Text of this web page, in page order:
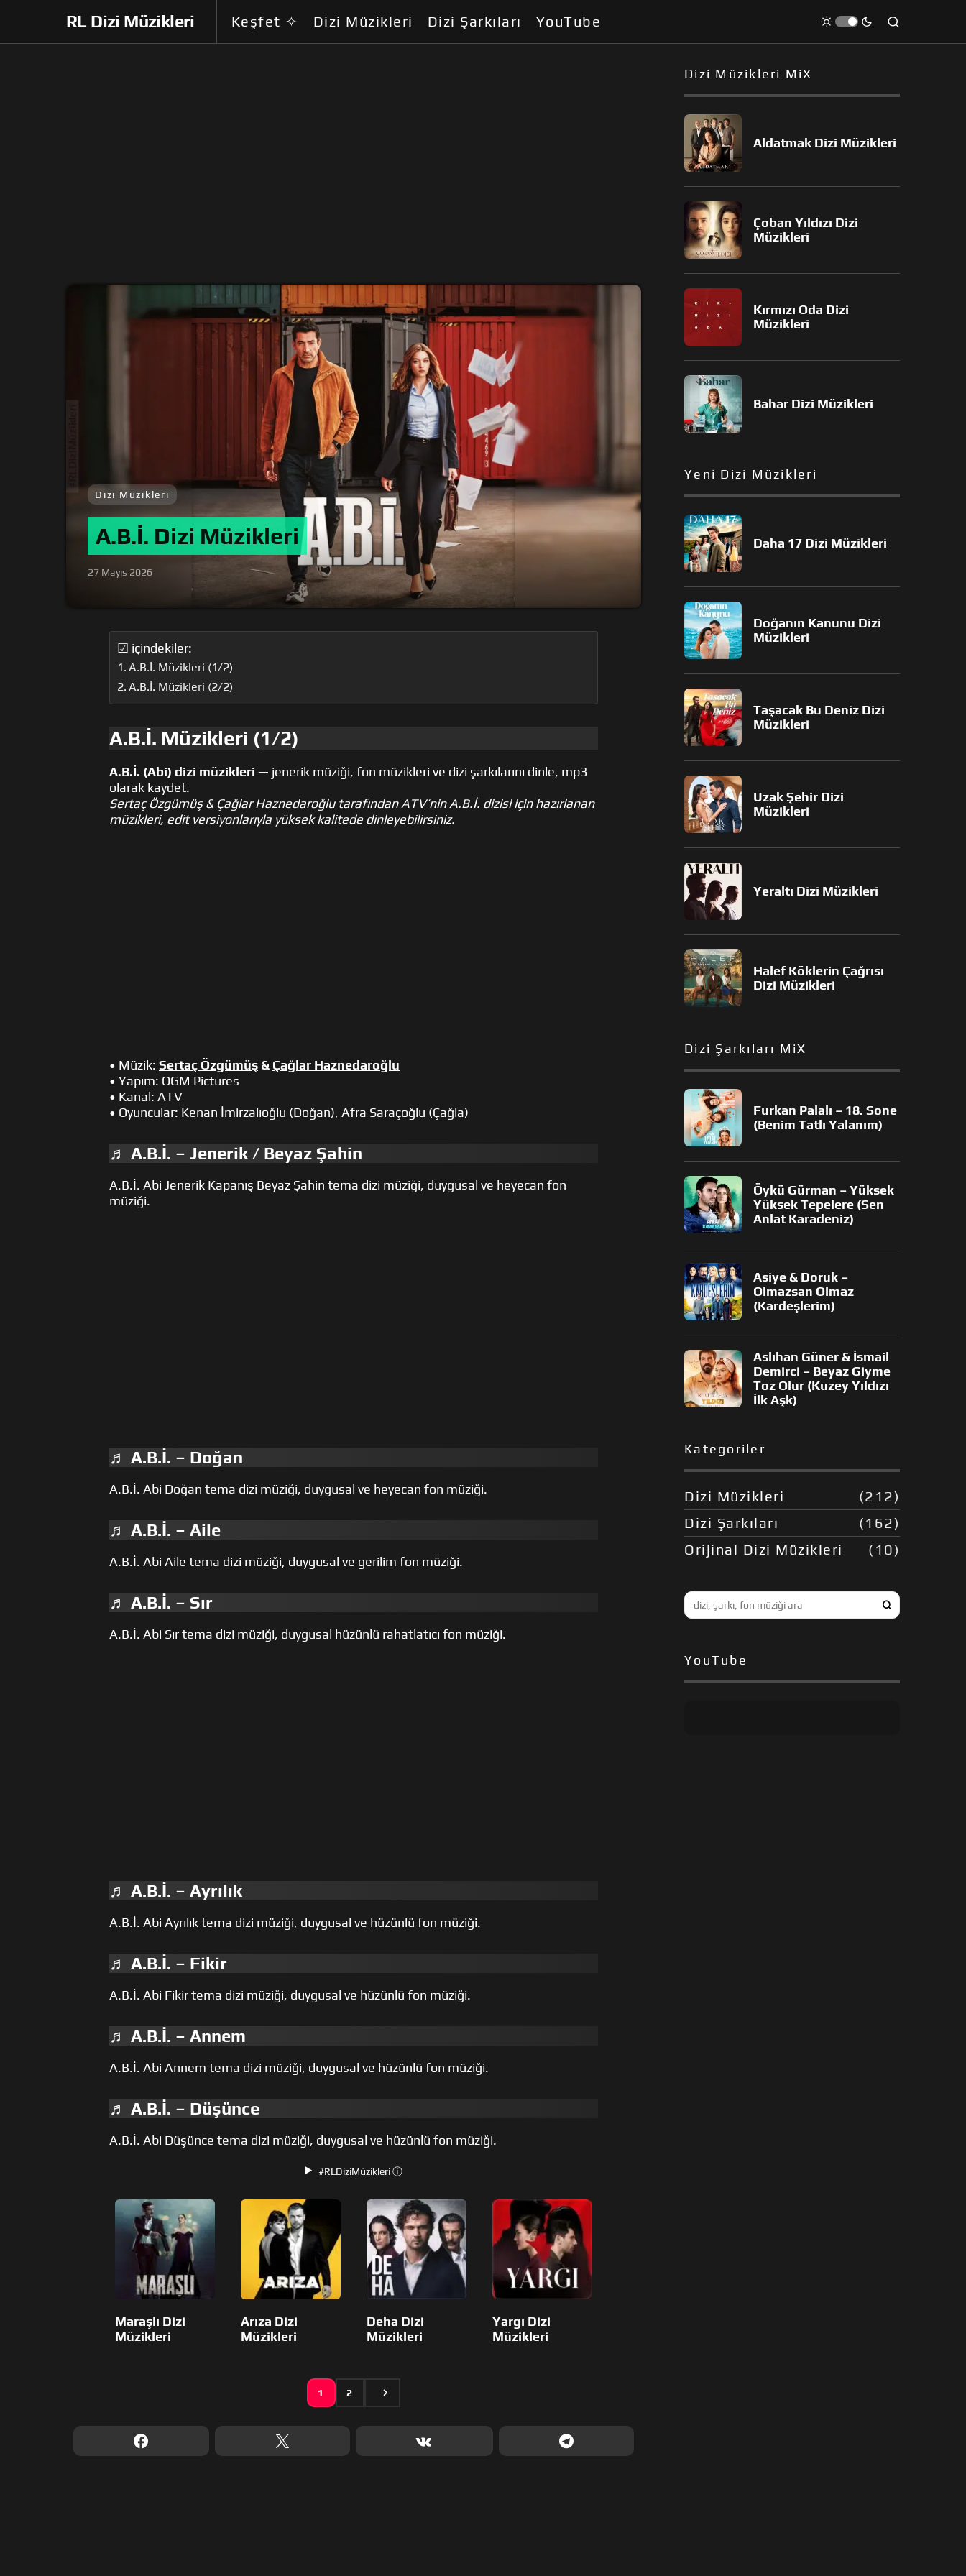
RL Dizi Müzikleri Keşfet ✧ Dizi Müzikleri Dizi Şarkıları YouTube
Dizi Müzikleri
A.B.İ. Dizi Müzikleri
27 Mayıs 2026
☑ içindekiler:
A.B.İ. Müzikleri (1/2)
A.B.İ. Müzikleri (2/2)
A.B.İ. Müzikleri (1/2)
A.B.İ. (Abi) dizi müzikleri — jenerik müziği, fon müzikleri ve dizi şarkılarını dinle, mp3
olarak kaydet.
Sertaç Özgümüş & Çağlar Haznedaroğlu tarafından ATV’nin A.B.İ. dizisi için hazırlanan
müzikleri, edit versiyonlarıyla yüksek kalitede dinleyebilirsiniz.
• Müzik: Sertaç Özgümüş & Çağlar Haznedaroğlu
• Yapım: OGM Pictures
• Kanal: ATV
• Oyuncular: Kenan İmirzalıoğlu (Doğan), Afra Saraçoğlu (Çağla)
♬ A.B.İ. – Jenerik / Beyaz Şahin
A.B.İ. Abi Jenerik Kapanış Beyaz Şahin tema dizi müziği, duygusal ve heyecan fon
müziği.
♬ A.B.İ. – Doğan
A.B.İ. Abi Doğan tema dizi müziği, duygusal ve heyecan fon müziği.
♬ A.B.İ. – Aile
A.B.İ. Abi Aile tema dizi müziği, duygusal ve gerilim fon müziği.
♬ A.B.İ. – Sır
A.B.İ. Abi Sır tema dizi müziği, duygusal hüzünlü rahatlatıcı fon müziği.
♬ A.B.İ. – Ayrılık
A.B.İ. Abi Ayrılık tema dizi müziği, duygusal ve hüzünlü fon müziği.
♬ A.B.İ. – Fikir
A.B.İ. Abi Fikir tema dizi müziği, duygusal ve hüzünlü fon müziği.
♬ A.B.İ. – Annem
A.B.İ. Abi Annem tema dizi müziği, duygusal ve hüzünlü fon müziği.
♬ A.B.İ. – Düşünce
A.B.İ. Abi Düşünce tema dizi müziği, duygusal ve hüzünlü fon müziği.
#RLDiziMüzikleri ⓘ
Maraşlı Dizi
Müzikleri
Arıza Dizi
Müzikleri
Deha Dizi
Müzikleri
Yargı Dizi
Müzikleri
1 2
Dizi Müzikleri MiX
Aldatmak Dizi Müzikleri
Çoban Yıldızı Dizi
Müzikleri
Kırmızı Oda Dizi
Müzikleri
Bahar Dizi Müzikleri
Yeni Dizi Müzikleri
Daha 17 Dizi Müzikleri
Doğanın Kanunu Dizi
Müzikleri
Taşacak Bu Deniz Dizi
Müzikleri
Uzak Şehir Dizi
Müzikleri
Yeraltı Dizi Müzikleri
Halef Köklerin Çağrısı
Dizi Müzikleri
Dizi Şarkıları MiX
Furkan Palalı – 18. Sone
(Benim Tatlı Yalanım)
Öykü Gürman – Yüksek
Yüksek Tepelere (Sen
Anlat Karadeniz)
Asiye & Doruk –
Olmazsan Olmaz
(Kardeşlerim)
Aslıhan Güner & İsmail
Demirci – Beyaz Giyme
Toz Olur (Kuzey Yıldızı
İlk Aşk)
Kategoriler
Dizi Müzikleri
(212)
Dizi Şarkıları
(162)
Orijinal Dizi Müzikleri
(10)
YouTube